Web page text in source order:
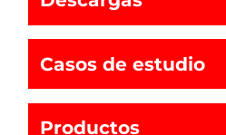
Casos de estudio
Productos